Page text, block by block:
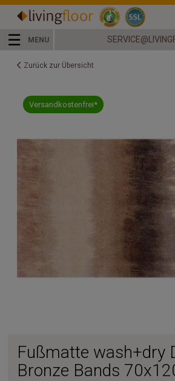
☰ MENU
Zurück zur Übersicht
Versandkostenfrei*
Fußmatte wash+dry
Bronze Bands